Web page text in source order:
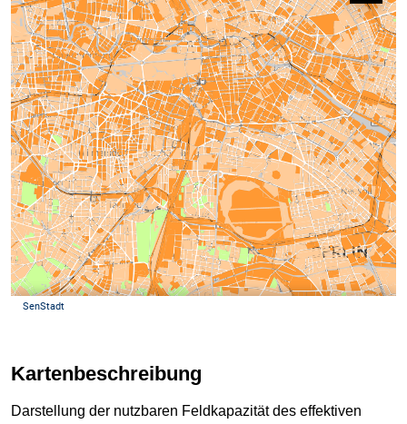
Kartenbeschreibung
Darstellung der nutzbaren Feldkapazität des effektiven